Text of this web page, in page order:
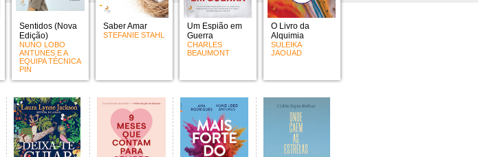
Sentidos (Nova
Edição)
NUNO LOBO
ANTUNES E A
EQUIPA TÉCNICA
PIN
Saber Amar
STEFANIE STAHL
Um Espião em
Guerra
CHARLES
BEAUMONT
O Livro da
Alquimia
SULEIKA
JAOUAD